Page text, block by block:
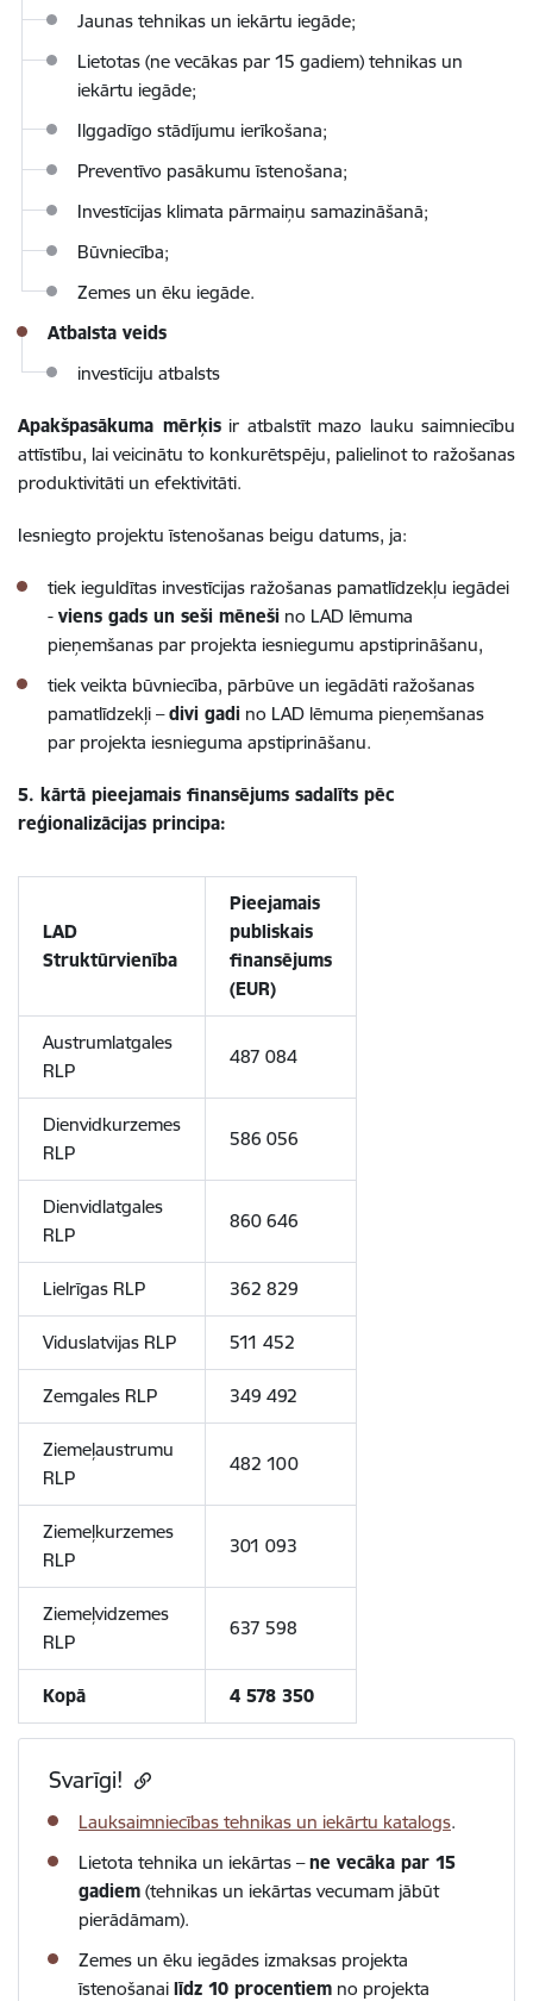
Jaunas tehnikas un iekārtu iegāde;
Lietotas (ne vecākas par 15 gadiem) tehnikas un
iekārtu iegāde;
Ilggadīgo stādījumu ierīkošana;
Preventīvo pasākumu īstenošana;
Investīcijas klimata pārmaiņu samazināšanā;
Būvniecība;
Zemes un ēku iegāde.
Atbalsta veids
investīciju atbalsts
Apakšpasākuma mērķisir atbalstīt mazo lauku saimniecību
attīstību, lai veicinātu to konkurētspēju, palielinot to ražošanas
produktivitāti un efektivitāti.
Iesniegto projektu īstenošanas beigu datums, ja:
tiek ieguldītas investīcijas ražošanas pamatlīdzekļu iegādei
- viens gads un seši mēneši no LAD lēmuma
pieņemšanas par projekta iesniegumu apstiprināšanu,
tiek veikta būvniecība, pārbūve un iegādāti ražošanas
pamatlīdzekļi –divi gadi no LAD lēmuma pieņemšanas
par projekta iesnieguma apstiprināšanu.
5. kārtā pieejamais finansējums sadalīts pēc
reģionalizācijas principa:
LAD
Struktūrvienība
Pieejamais
publiskais
finansējums
(EUR)
Austrumlatgales
RLP
487 084
Dienvidkurzemes
RLP
586 056
Dienvidlatgales
RLP
860 646
Lielrīgas RLP 362 829
Viduslatvijas RLP 511 452
Zemgales RLP 349 492
Ziemeļaustrumu
RLP
482 100
Ziemeļkurzemes
RLP
301 093
Ziemeļvidzemes
RLP
637 598
Kopā 4 578 350
Svarīgi!
Lauksaimniecības tehnikas un iekārtu katalogs.
Lietota tehnika un iekārtas –ne vecāka par 15
gadiem (tehnikas un iekārtas vecumam jābūt
pierādāmam).
Zemes un ēku iegādes izmaksas projekta
īstenošanai līdz 10 procentiem no projekta